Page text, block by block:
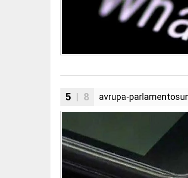
5 | 8 avrupa-